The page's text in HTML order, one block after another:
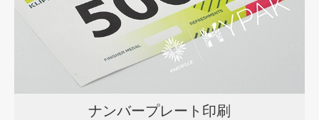
ナンバープレート印刷